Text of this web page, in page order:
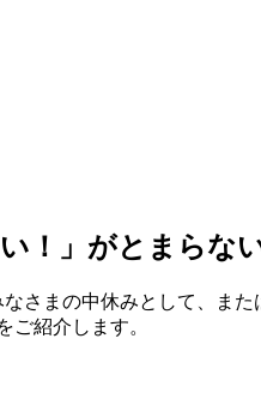
！」がとまら
さまの中休みとして、ま
ご紹介します。